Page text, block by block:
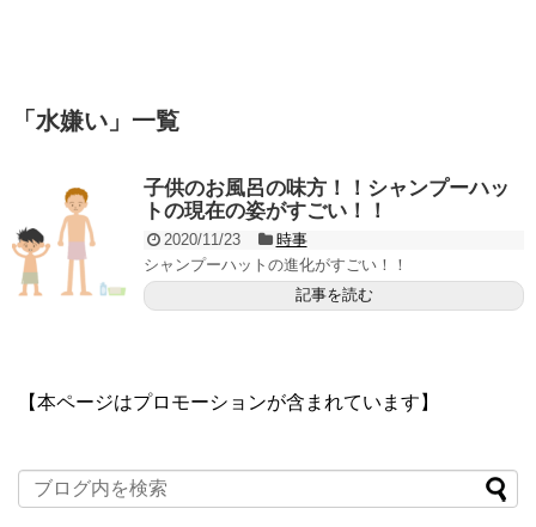
「 水嫌い 」 一覧
子供のお風呂の味方！！シャンプーハッ
トの現在の姿がすごい！！
2020/11/23
時事
シャンプーハットの進化がすごい！！
記事を読む
【本ページはプロモーションが含まれています】